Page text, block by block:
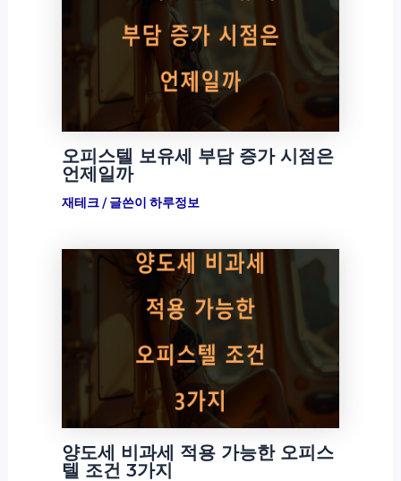
오피스텔 보유세 부담 증가 시점은
언제일까
재테크/ 글쓴이 하루정보
양도세 비과세 적용 가능한 오피스
텔 조건 3가지